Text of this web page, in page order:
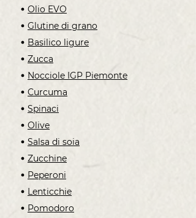
Olio EVO
Glutine di grano
Basilico ligure
Zucca
Nocciole IGP Piemonte
Curcuma
Spinaci
Olive
Salsa di soia
Zucchine
Peperoni
Lenticchie
Pomodoro